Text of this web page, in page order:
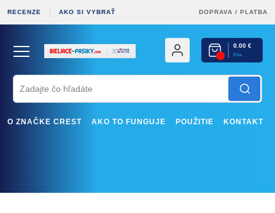
RECENZE AKO SI VYBRAŤ DOPRAVA / PLATBA
0.00 €
0 ks
O ZNAČKE CREST AKO TO FUNGUJE POUŽITIE KONTAKT